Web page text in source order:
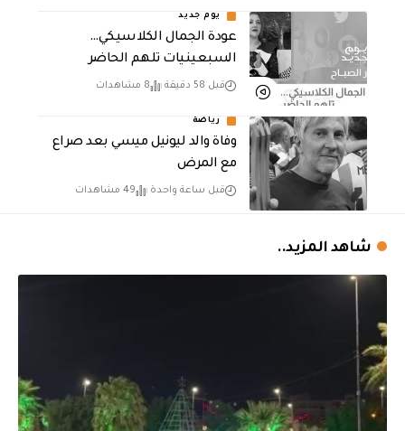
يوم جديد
عودة الجمال الكلاسيكي…
السبعينيات تلهم الحاضر
قبل 58 دقيقة 8 مشاهدات
رياضة
وفاة والد ليونيل ميسي بعد صراع
مع المرض
قبل ساعة واحدة 49 مشاهدات
شاهد المزيد..